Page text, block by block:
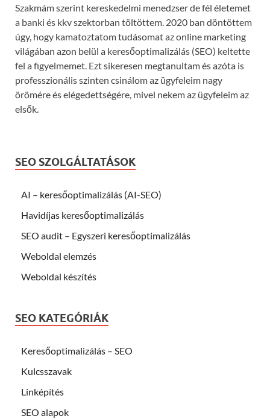
Szakmám szerint kereskedelmi menedzser de fél életemet
a banki és kkv szektorban töltöttem. 2020 ban döntöttem
úgy, hogy kamatoztatom tudásomat az online marketing
világában azon belül a keresőoptimalizálás (SEO) keltette
fel a figyelmemet. Ezt sikeresen megtanultam és azóta is
professzionális szinten csinálom az ügyfeleim nagy
örömére és elégedettségére, mivel nekem az ügyfeleim az
elsők.
SEO SZOLGÁLTATÁSOK
AI – keresőoptimalizálás (AI-SEO)
Havidíjas keresőoptimalizálás
SEO audit – Egyszeri keresőoptimalizálás
Weboldal elemzés
Weboldal készítés
SEO KATEGÓRIÁK
Keresőoptimalizálás – SEO
Kulcsszavak
Linképítés
SEO alapok